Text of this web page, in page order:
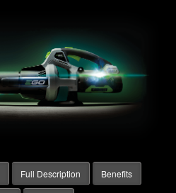
Full Description Benefits